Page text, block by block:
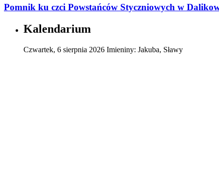
Pomnik ku czci Powstańców Styczniowych w
Kalendarium
Czwartek, 6 sierpnia 2026 Imieniny: Jakuba, Sławy